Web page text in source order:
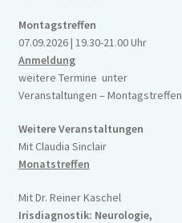
Anmeldung
Impressum
Montagstreffen
07.09.2026 | 19.30-21.00 Uhr
Anmeldung
weitere Termine unter
Veranstaltungen – Montagstreffen
Weitere Veranstaltungen
Mit Claudia Sinclair
Monatstreffen
Mit Dr. Reiner Kaschel
Irisdiagnostik: Neurologie,